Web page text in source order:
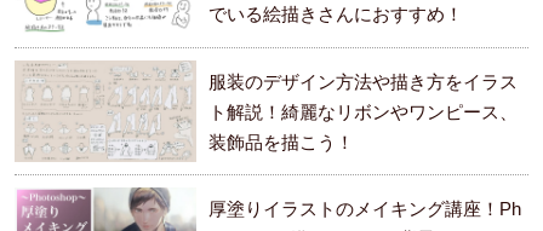
でいる絵描きさんにおすすめ！
服装のデザイン方法や描き方をイラス
ト解説！綺麗なリボンやワンピース、
装飾品を描こう！
厚塗りイラストのメイキング講座！Ph